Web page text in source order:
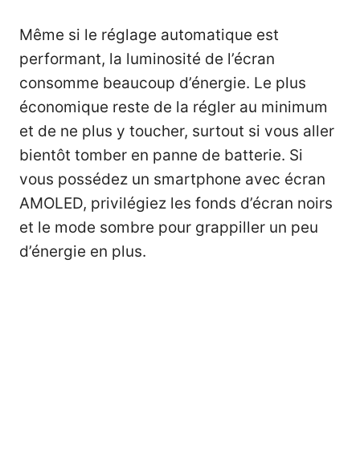
Même si le réglage automatique est
performant, la luminosité de l’écran
consomme beaucoup d’énergie. Le plus
économique reste de la régler au minimum
et de ne plus y toucher, surtout si vous aller
bientôt tomber en panne de batterie. Si
vous possédez un smartphone avec écran
AMOLED, privilégiez les fonds d’écran noirs
et le mode sombre pour grappiller un peu
d’énergie en plus.